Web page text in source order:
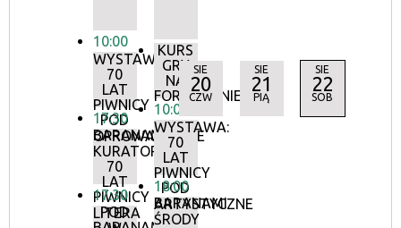
10:00
WYSTAWA:
70
LAT
PIWNICY
POD
BARANAMI
17:30
OPROWADZANIE
KURATORSKIE:
70
LAT
PIWNICY
POD
17:30
LITERA
KURS
GRY
NA
FORTEPIANIE
10:00
WYSTAWA:
70
LAT
PIWNICY
POD
BARANAMI
18:00
ARTYSTYCZNE
ŚRODY
SIE
20
CZW
SIE
21
PIĄ
SIE
22
SOB